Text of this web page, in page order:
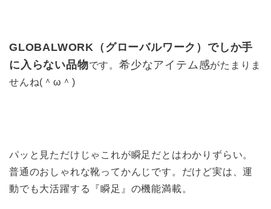
GLOBALWORK（グローバルワーク）でしか手
に入らない品物です。希少なアイテム 感がたまりま
せんね(＾ω＾)
パッと見ただけじゃこれが瞬足だとはわかりずらい。
普通のおしゃれな靴ってかんじです。だけど実は、運
動でも大活躍する『瞬足』の機能満載。